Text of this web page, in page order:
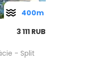
3 111 RUB
- Split
400m